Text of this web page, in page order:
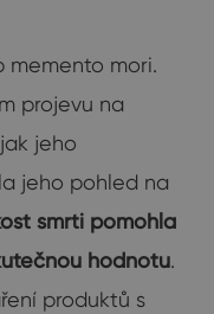
memento mori.
projevu na
jeho
jeho pohled na
smrti pomohla
hodnotu.
produktů s